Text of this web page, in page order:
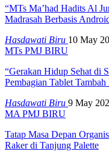
“MTs Ma’had Hadits Al
Madrasah Berbasis
Hasdawati Biru 10 May
MTs PMJ BIRU
“Gerakan Hidup Sehat di
Pembagian Tablet Tambah
Hasdawati Biru 9 May
MA PMJ BIRU
Tatap Masa Depan
Raker di Tanjung Palette